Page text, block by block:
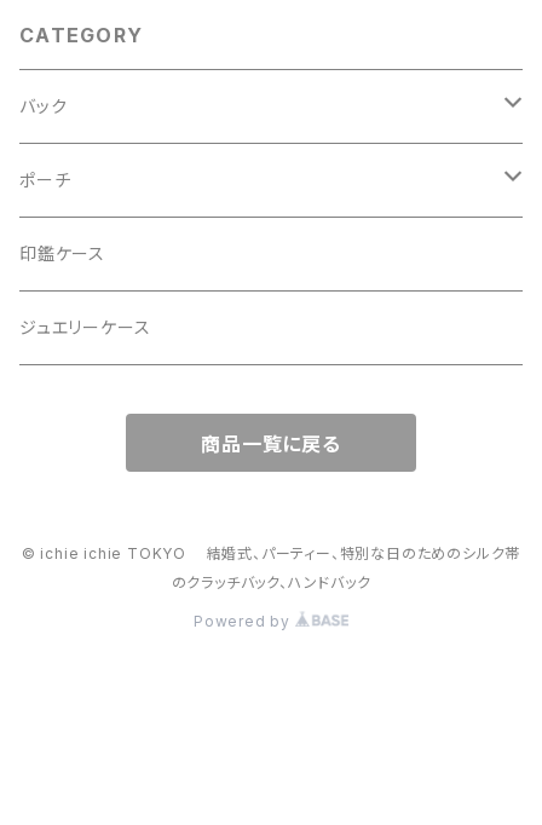
CATEGORY
バック
2Wayクラッチバッグ＆ハンドバッグ
ハンドバッグ・ショルダーバッグ
スマホショルダー、サコッシュ
トートーバッグ
コロンとしたハンドバッグ
ポーチ
コロンとした大容量コスメポーチ
ミニポーチ
印鑑ケース
ジュエリーケース
商品一覧に戻る
© ichie ichie TOKYO 結婚式、パーティー、特別な日のためのシルク帯
のクラッチバック、ハンドバック
Powered by